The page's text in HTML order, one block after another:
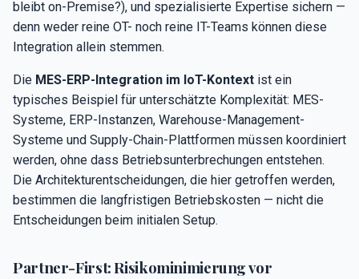
bleibt on-Premise?), und spezialisierte Expertise sichern —
denn weder reine OT- noch reine IT-Teams können diese
Integration allein stemmen.
Die MES-ERP-Integration im IoT-Kontext ist ein
typisches Beispiel für unterschätzte Komplexität: MES-
Systeme, ERP-Instanzen, Warehouse-Management-
Systeme und Supply-Chain-Plattformen müssen koordiniert
werden, ohne dass Betriebsunterbrechungen entstehen.
Die Architekturentscheidungen, die hier getroffen werden,
bestimmen die langfristigen Betriebskosten — nicht die
Entscheidungen beim initialen Setup.
Partner-First: Risikominimierung vor